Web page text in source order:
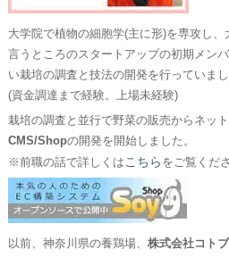
大学院で植物の細胞学(主に形)を専攻し
言うところのスタートアップの初期メン
い栽培の調査と技法の開発を行っていまし
(資金調達まで経験。上場未経験)
栽培の調査と並行で野菜の販売からネッ
CMS/Shopの開発を開始しました。
※前職の話で詳しくはこちら をご覧くだ
以前、神奈川県の養鶏場、 株式会社コト